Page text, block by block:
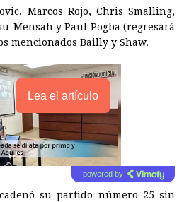
Marcos Rojo, Chris Smalling,
Mensah y Paul Pogba (regresará
mencionados Bailly y Shaw.
Lea el artículo
powered by
su partido número 25 sin